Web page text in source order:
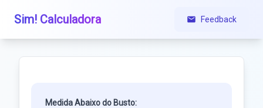
Sim! Calculadora Feedback
Medida Abaixo do Busto: